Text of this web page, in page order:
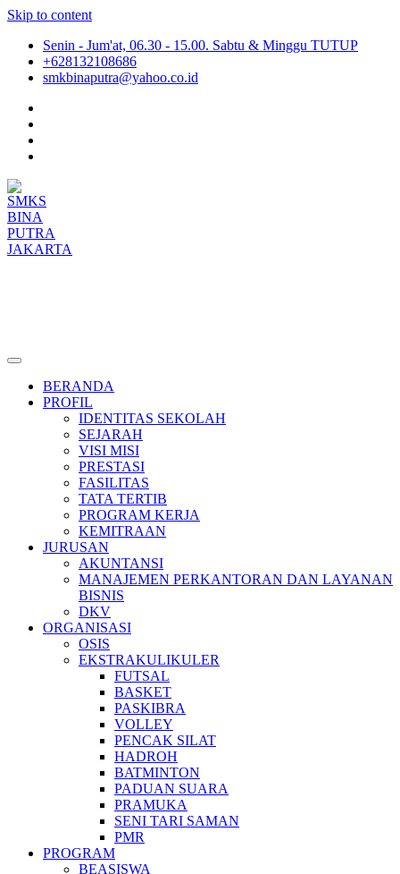
Skip to content
Senin - Jum'at, 06.30 - 15.00. Sabtu & Minggu TUTUP
+628132108686
smkbinaputra@yahoo.co.id
BERANDA
PROFIL
IDENTITAS SEKOLAH
SEJARAH
VISI MISI
PRESTASI
FASILITAS
TATA TERTIB
PROGRAM KERJA
KEMITRAAN
JURUSAN
AKUNTANSI
MANAJEMEN PERKANTORAN DAN LAYANAN
BISNIS
DKV
ORGANISASI
OSIS
EKSTRAKULIKULER
FUTSAL
BASKET
PASKIBRA
VOLLEY
PENCAK SILAT
HADROH
BATMINTON
PADUAN SUARA
PRAMUKA
SENI TARI SAMAN
PMR
PROGRAM
BEASISWA